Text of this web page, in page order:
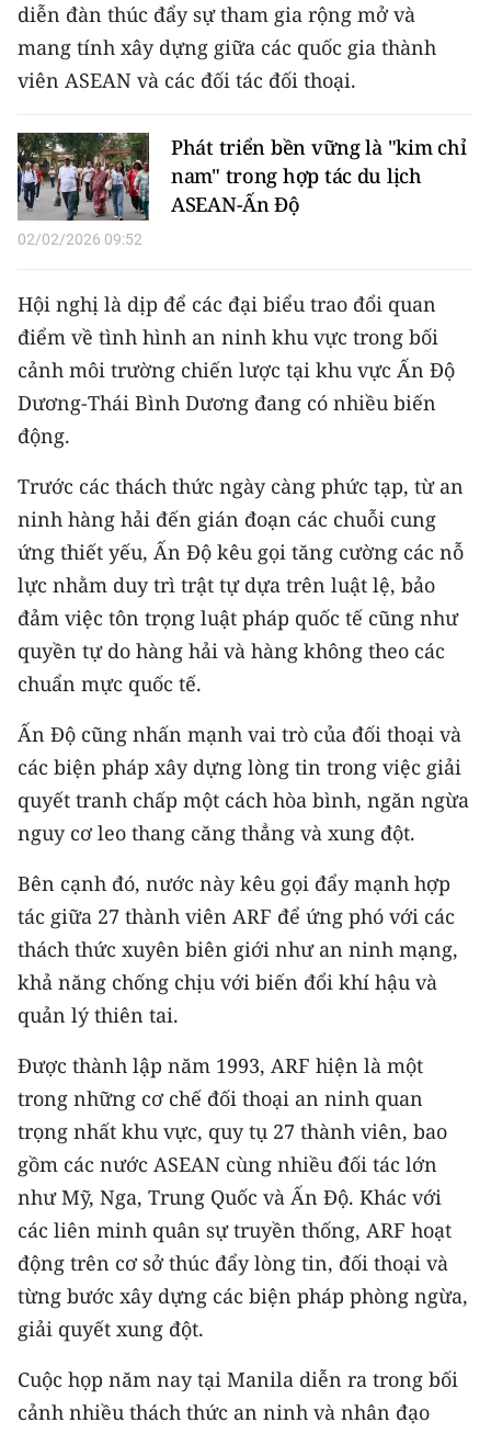
Media Văn hóa
Media Xã hội
Media Du lịch
Media Thế giới
Media Giáo dục
Media Y tế
Media Khoa học - Công nghệ
Media Môi trường
Infographic
TIN MỚI
TIN ĐỊA PHƯƠNG
Trung du và miền núi phía Bắc
Đồng bằng sông Hồng
Bắc Trung Bộ
Duyên hải Nam Trung Bộ và Tây
Nguyên
Đông Nam Bộ
Đồng bằng sông Cửu Long
Chuyên trang TP. Hồ Chí Minh
CHUYÊN ĐỀ
CÁC CHUYÊN TRANG
VỀ BÁO NHÂN DÂN
THỜI NAY
NHÂN DÂN CUỐI TUẦN
NHÂN DÂN HẰNG THÁNG
diễn đàn thúc đẩy sự tham gia rộng mở và
mang tính xây dựng giữa các quốc gia thành
viên ASEAN và các đối tác đối thoại.
Phát triển bền vững là "kim chỉ
nam" trong hợp tác du lịch
ASEAN-Ấn Độ
02/02/2026 09:52
Hội nghị là dịp để các đại biểu trao đổi quan
điểm về tình hình an ninh khu vực trong bối
cảnh môi trường chiến lược tại khu vực Ấn Độ
Dương-Thái Bình Dương đang có nhiều biến
động.
Trước các thách thức ngày càng phức tạp, từ an
ninh hàng hải đến gián đoạn các chuỗi cung
ứng thiết yếu, Ấn Độ kêu gọi tăng cường các nỗ
lực nhằm duy trì trật tự dựa trên luật lệ, bảo
đảm việc tôn trọng luật pháp quốc tế cũng như
quyền tự do hàng hải và hàng không theo các
chuẩn mực quốc tế.
Ấn Độ cũng nhấn mạnh vai trò của đối thoại và
các biện pháp xây dựng lòng tin trong việc giải
quyết tranh chấp một cách hòa bình, ngăn ngừa
nguy cơ leo thang căng thẳng và xung đột.
Bên cạnh đó, nước này kêu gọi đẩy mạnh hợp
tác giữa 27 thành viên ARF để ứng phó với các
thách thức xuyên biên giới như an ninh mạng,
khả năng chống chịu với biến đổi khí hậu và
quản lý thiên tai.
Được thành lập năm 1993, ARF hiện là một
trong những cơ chế đối thoại an ninh quan
trọng nhất khu vực, quy tụ 27 thành viên, bao
gồm các nước ASEAN cùng nhiều đối tác lớn
như Mỹ, Nga, Trung Quốc và Ấn Độ. Khác với
các liên minh quân sự truyền thống, ARF hoạt
động trên cơ sở thúc đẩy lòng tin, đối thoại và
từng bước xây dựng các biện pháp phòng ngừa,
giải quyết xung đột.
Cuộc họp năm nay tại Manila diễn ra trong bối
cảnh nhiều thách thức an ninh và nhân đạo